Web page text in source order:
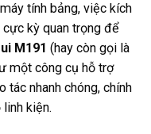
tính bảng, việc kích
kỳ quan trọng để
M191 (hay còn gọi là
một công cụ hỗ trợ
tác nhanh chóng, chính
kiện.